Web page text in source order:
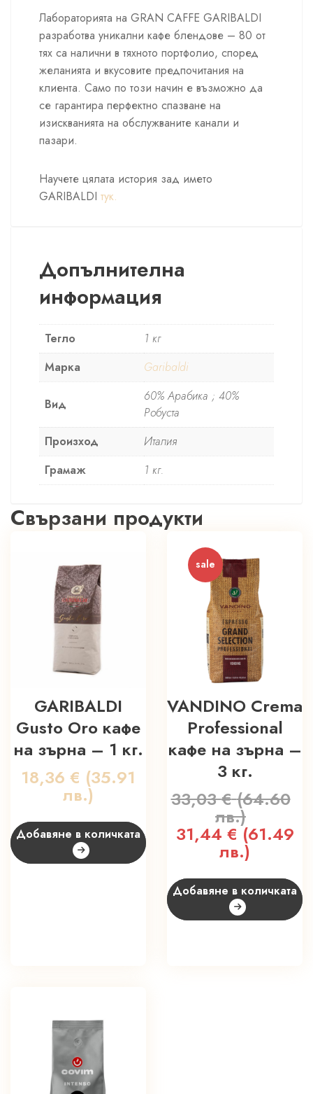
Лабораторията на GRAN CAFFE GARIBALDI
разработва уникални кафе блендове – 80 от
тях са налични в тяхното портфолио, според
желанията и вкусовите предпочитания на
клиента. Само по този начин е възможно да
се гарантира перфектно спазване на
изискванията на обслужваните канали и
пазари.
Научете цялата история зад името
GARIBALDI тук.
Допълнителна
информация
Тегло
1 кг
Марка
Garibaldi
Вид
60% Арабика ; 40%
Робуста
Произход
Италия
Грамаж
1 кг.
Свързани продукти
GARIBALDI
Gusto Oro кафе
на зърна – 1 кг.
18,36 € (35.91
лв.)
Добавяне в количката
sale
VANDINO Crema
Professional
кафе на зърна –
3 кг.
33,03€ (64.60
лв.)
Original
price
33,03 €
(64.60
лв.).
31,44 € (61.49
лв.)
Добавяне в количката